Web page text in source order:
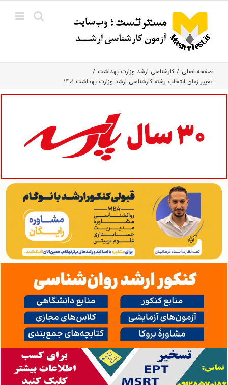
content
صفحه اصلی
کارشناسی ارشد وزارت بهداشت
تغییر زمان انتخاب رشته کارشناسی ارشد وزارت بهداشت ۱۴۰۱